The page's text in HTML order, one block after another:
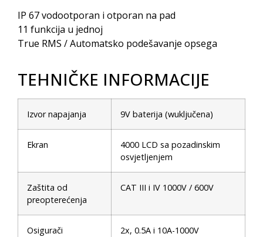
IP 67 vodootporan i otporan na pad
11 funkcija u jednoj
True RMS / Automatsko podešavanje opsega
TEHNIČKE INFORMACIJE
Izvor napajanja 9V baterija (wuključena)
Ekran
4000 LCD sa pozadinskim
osvjetljenjem
Zaštita od
preopterećenja
CAT III i IV 1000V / 600V
Osigurači 2x, 0.5A i 10A-1000V